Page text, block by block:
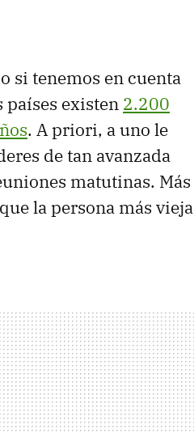
si tenemos en cuenta
países existen 2.200
. A priori, a uno le
de tan avanzada
matutinas. Más
la persona más vieja